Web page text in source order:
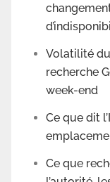
Volatilité
recherche
week-end
Ce que dit
Ce que